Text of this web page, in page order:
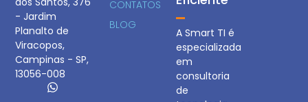
- Jardim
Planalto de
Viracopos,
Campinas - SP,
13056-008
A Smart TI é
especializada
em
consultoria
de
CONTATOS
BLOG